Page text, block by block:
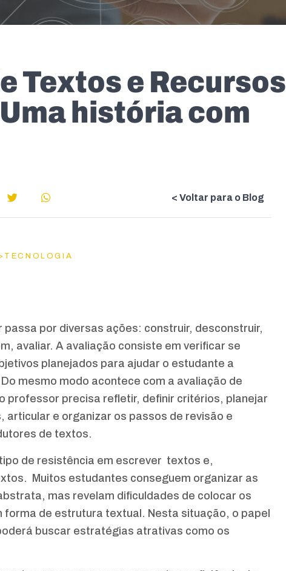
Textos e Recursos
história com
< Voltar para o Blog
passa por diversas ações: construir, desconstruir,
avaliar. A avaliação consiste em verificar se
planejados para ajudar o estudante a
mesmo modo acontece com a avaliação de
professor precisa refletir, definir critérios, planejar
e organizar os passos de revisão e
de textos.
de resistência em escrever textos e,
Muitos estudantes conseguem organizar as
mas revelam dificuldades de colocar os
de estrutura textual. Nesta situação, o papel
buscar estratégias atrativas como os